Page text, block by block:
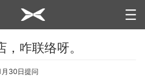
咋联络呀。
30日提问